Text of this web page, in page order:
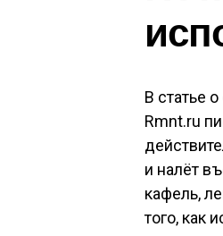
В статье
Rmnt.ru
и налёт
кафель,
того, как